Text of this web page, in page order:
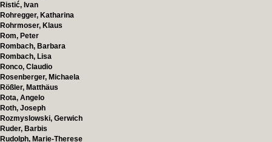
Ristić, Ivan
Rohregger, Katharina
Rohrmoser, Klaus
Rom, Peter
Rombach, Barbara
Rombach, Lisa
Ronco, Claudio
Rosenberger, Michaela
Rößler, Matthäus
Rota, Angelo
Roth, Joseph
Rozmyslowski, Gerwich
Ruder, Barbis
Rudolph, Marie-Therese